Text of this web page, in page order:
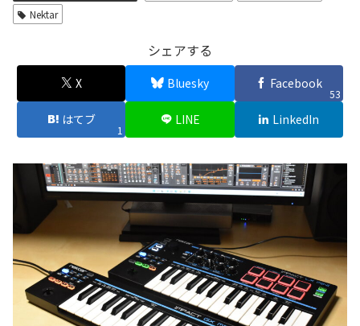
Nektar
シェアする
X Bluesky Facebook
53
はてブ
1
LINE LinkedIn